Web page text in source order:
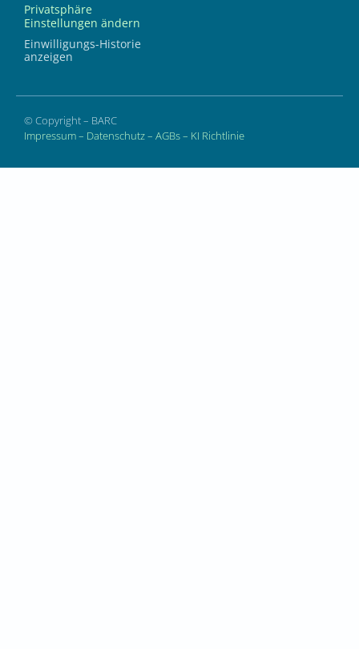
Privatsphäre
Einstellungen ändern
Einwilligungs-Historie
anzeigen
© Copyright – BARC
Impressum– Datenschutz– AGBs– KI Richtlinie